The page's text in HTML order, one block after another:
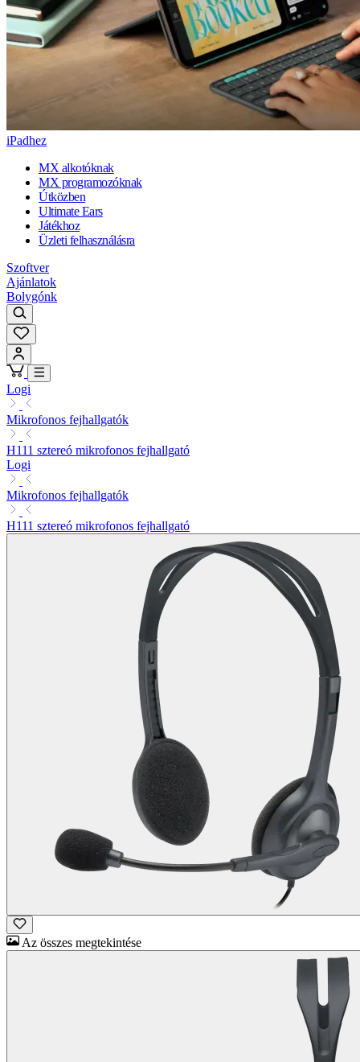
iPadhez
MX alkotóknak
MX programozóknak
Útközben
Ultimate Ears
Játékhoz
Üzleti felhasználásra
Szoftver
Ajánlatok
Bolygónk
Logi
Mikrofonos fejhallgatók
H111 sztereó mikrofonos fejhallgató
Logi
Mikrofonos fejhallgatók
H111 sztereó mikrofonos fejhallgató
Az összes megtekintése